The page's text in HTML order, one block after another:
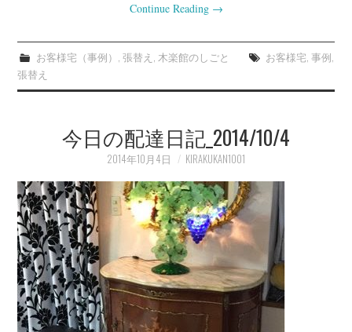
Continue Reading →
お客様宅（事例） 張替え 木楽館のしごと お客様宅 事例
張替え
今日の配達日記_2014/10/4
2014年10月4日 KIRAKUKAN1001